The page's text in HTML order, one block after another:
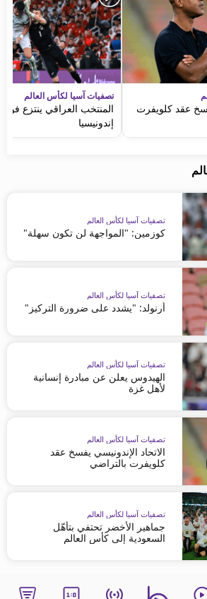
عقد كلويفرت
تصفيات آسيا لكأس العالم
المنتخب العراقي ينتزع
إندونيسيا
تصفيات آسيا لكأس العالم
كوزمين: "المواجهة لن تكون سهلة"
تصفيات آسيا لكأس العالم
أرنولد: "يشدد على ضرورة التركيز"
تصفيات آسيا لكأس العالم
الهيدوس يعلن عن مبادرة إنسانية
لأهل غزة
تصفيات آسيا لكأس العالم
الاتحاد الإندونيسي يفسخ عقد
كلويفرت بالتراضي
تصفيات آسيا لكأس العالم
جماهير الأخضر تحتفي بتأهّل
السعودية إلى كأس العالم